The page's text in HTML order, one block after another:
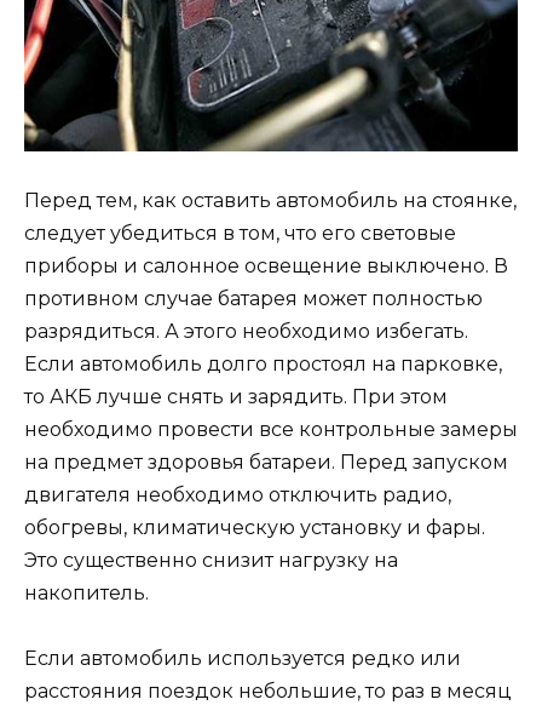
Перед тем, как оставить автомобиль на стоянке,
следует убедиться в том, что его световые
приборы и салонное освещение выключено. В
противном случае батарея может полностью
разрядиться. А этого необходимо избегать.
Если автомобиль долго простоял на парковке,
то АКБ лучше снять и зарядить. При этом
необходимо провести все контрольные замеры
на предмет здоровья батареи. Перед запуском
двигателя необходимо отключить радио,
обогревы, климатическую установку и фары.
Это существенно снизит нагрузку на
накопитель.
Если автомобиль используется редко или
расстояния поездок небольшие, то раз в месяц